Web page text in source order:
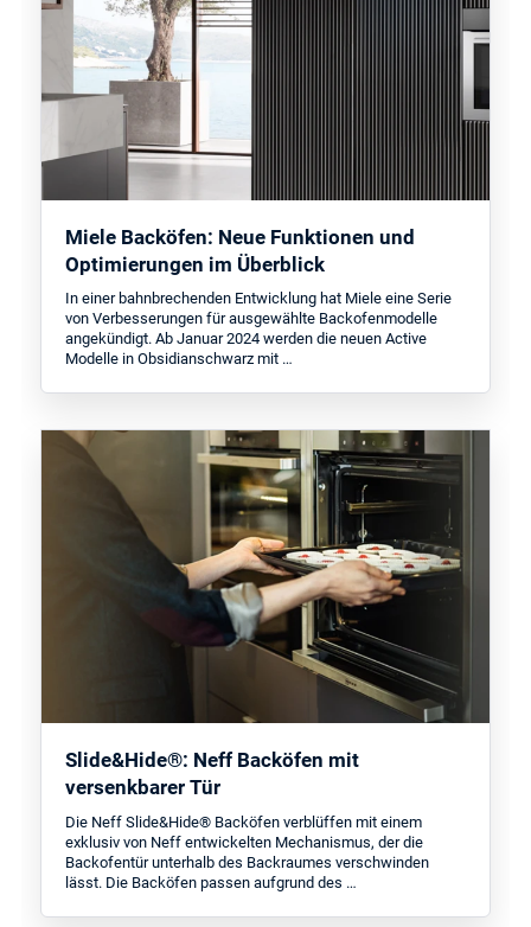
Miele Backöfen: Neue Funktionen und
Optimierungen im Überblick
In einer bahnbrechenden Entwicklung hat Miele eine Serie
von Verbesserungen für ausgewählte Backofenmodelle
angekündigt. Ab Januar 2024 werden die neuen Active
Modelle in Obsidianschwarz mit …
Slide&Hide®: Neff Backöfen mit
versenkbarer Tür
Die Neff Slide&Hide® Backöfen verblüffen mit einem
exklusiv von Neff entwickelten Mechanismus, der die
Backofentür unterhalb des Backraumes verschwinden
lässt. Die Backöfen passen aufgrund des …